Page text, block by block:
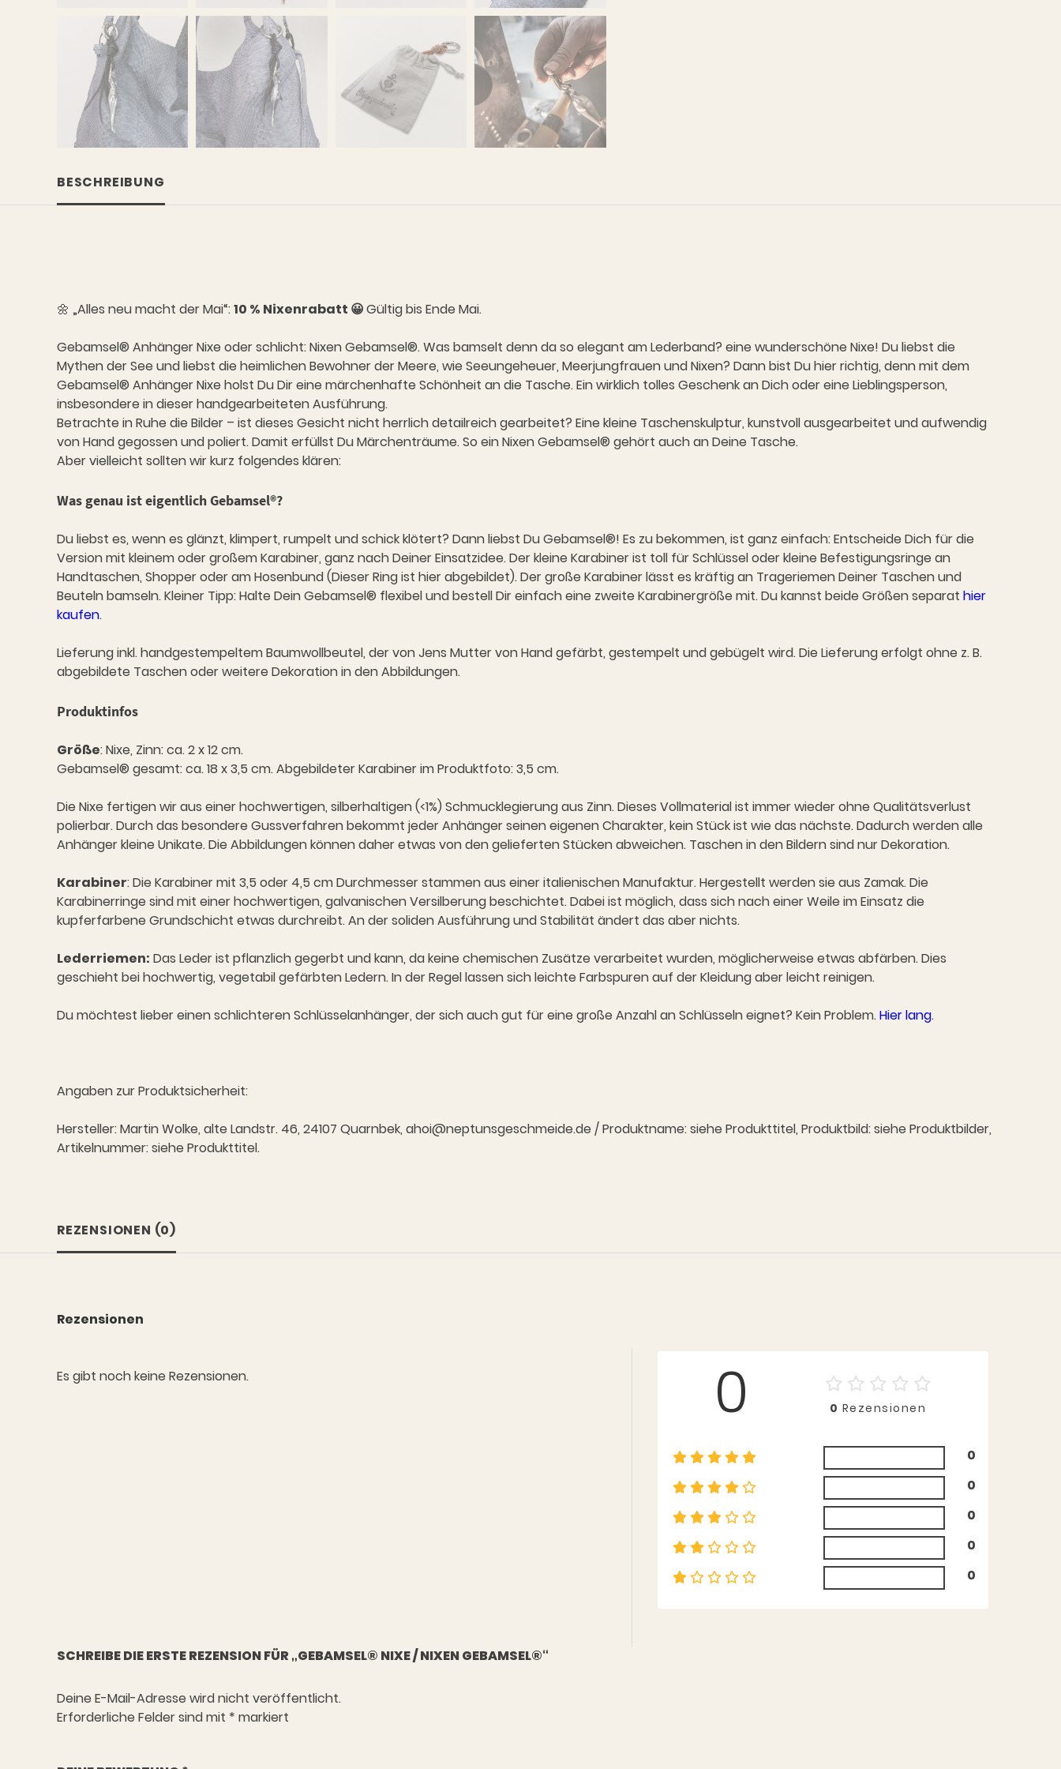
BESCHREIBUNG
🌼 „Alles neu macht der Mai“:10 % Nixenrabatt 😀Gültig bis Ende Mai.
Gebamsel® Anhänger Nixe oder schlicht: Nixen Gebamsel®. Was bamselt denn da so elegant am Lederband? eine wunderschöne Nixe! Du liebst die
Mythen der See und liebst die heimlichen Bewohner der Meere, wie Seeungeheuer, Meerjungfrauen und Nixen? Dann bist Du hier richtig, denn mit dem
Gebamsel® Anhänger Nixe holst Du Dir eine märchenhafte Schönheit an die Tasche. Ein wirklich tolles Geschenk an Dich oder eine Lieblingsperson,
insbesondere in dieser handgearbeiteten Ausführung.
Betrachte in Ruhe die Bilder – ist dieses Gesicht nicht herrlich detailreich gearbeitet? Eine kleine Taschenskulptur, kunstvoll ausgearbeitet und aufwendig
von Hand gegossen und poliert. Damit erfüllst Du Märchenträume. So ein Nixen Gebamsel® gehört auch an Deine Tasche.
Aber vielleicht sollten wir kurz folgendes klären:
Was genau ist eigentlich Gebamsel®?
Du liebst es, wenn es glänzt, klimpert, rumpelt und schick klötert? Dann liebst Du Gebamsel®! Es zu bekommen, ist ganz einfach: Entscheide Dich für die
Version mit kleinem oder großem Karabiner, ganz nach Deiner Einsatzidee. Der kleine Karabiner ist toll für Schlüssel oder kleine Befestigungsringe an
Handtaschen, Shopper oder am Hosenbund (Dieser Ring ist hier abgebildet). Der große Karabiner lässt es kräftig an Trageriemen Deiner Taschen und
Beuteln bamseln. Kleiner Tipp: Halte Dein Gebamsel® flexibel und bestell Dir einfach eine zweite Karabinergröße mit. Du kannst beide Größen separat hier
kaufen.
Lieferung inkl. handgestempeltem Baumwollbeutel, der von Jens Mutter von Hand gefärbt, gestempelt und gebügelt wird. Die Lieferung erfolgt ohne z. B.
abgebildete Taschen oder weitere Dekoration in den Abbildungen.
Produktinfos
Größe: Nixe, Zinn: ca. 2 x 12 cm.
Gebamsel® gesamt: ca. 18 x 3,5 cm. Abgebildeter Karabiner im Produktfoto: 3,5 cm.
Die Nixe fertigen wir aus einer hochwertigen, silberhaltigen (<1%) Schmucklegierung aus Zinn. Dieses Vollmaterial ist immer wieder ohne Qualitätsverlust
polierbar. Durch das besondere Gussverfahren bekommt jeder Anhänger seinen eigenen Charakter, kein Stück ist wie das nächste. Dadurch werden alle
Anhänger kleine Unikate. Die Abbildungen können daher etwas von den gelieferten Stücken abweichen. Taschen in den Bildern sind nur Dekoration.
Karabiner: Die Karabiner mit 3,5 oder 4,5 cm Durchmesser stammen aus einer italienischen Manufaktur. Hergestellt werden sie aus Zamak. Die
Karabinerringe sind mit einer hochwertigen, galvanischen Versilberung beschichtet. Dabei ist möglich, dass sich nach einer Weile im Einsatz die
kupferfarbene Grundschicht etwas durchreibt. An der soliden Ausführung und Stabilität ändert das aber nichts.
Lederriemen: Das Leder ist pflanzlich gegerbt und kann, da keine chemischen Zusätze verarbeitet wurden, möglicherweise etwas abfärben. Dies
geschieht bei hochwertig, vegetabil gefärbten Ledern. In der Regel lassen sich leichte Farbspuren auf der Kleidung aber leicht reinigen.
Du möchtest lieber einen schlichteren Schlüsselanhänger, der sich auch gut für eine große Anzahl an Schlüsseln eignet? Kein Problem.Hier lang.
Angaben zur Produktsicherheit:
Hersteller: Martin Wolke, alte Landstr. 46, 24107 Quarnbek, ahoi@neptunsgeschmeide.de / Produktname: siehe Produkttitel, Produktbild: siehe Produktbilder,
Artikelnummer: siehe Produkttitel.
REZENSIONEN (0)
Rezensionen
Es gibt noch keine Rezensionen. 0 0 Rezensionen
0
0
0
0
0
SCHREIBE DIE ERSTE REZENSION FÜR „GEBAMSEL® NIXE / NIXEN GEBAMSEL®“
Deine E-Mail-Adresse wird nicht veröffentlicht.
Erforderliche Felder sind mit * markiert